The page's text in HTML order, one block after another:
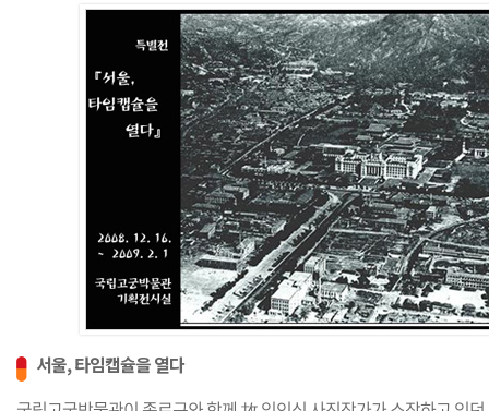
R
L
복
사
유
하
기
크
게
변
경
하
기
작
게
변
경
하
기
서울, 타임캡슐을 열다